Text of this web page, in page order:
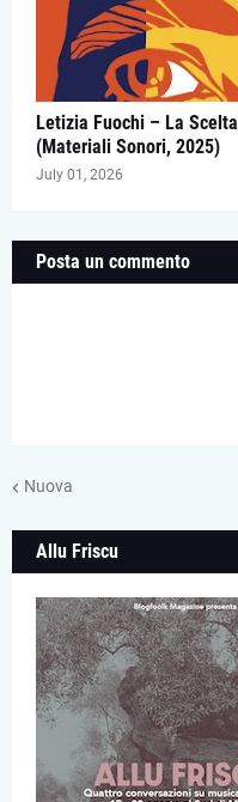
Letizia Fuochi – La Scelta
(Materiali Sonori, 2025)
July 01, 2026
Posta un commento
Nuova
Allu Friscu